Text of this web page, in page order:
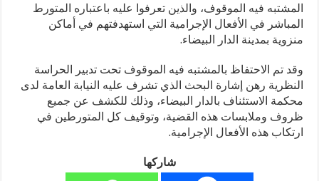
المشتبه فيه الموقوف، والذين تعرفوا عليه باعتباره المتورط
المباشر في الأفعال الإجرامية التي استهدفتهم في أماكن
منزوية بمدينة الدار البيضاء.
وقد تم الاحتفاظ بالمشتبه فيه الموقوف تحت تدبير الحراسة
النظرية رهن إشارة البحث الذي تشرف عليه النيابة العامة لدى
محكمة الاستئناف بالدار البيضاء، وذلك للكشف عن جميع
ظروف وملابسات هذه القضية، وتوقيف كل المتورطين في
ارتكاب هذه الأفعال الإجرامية.
شاركها